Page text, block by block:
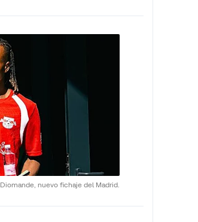
Diomande, nuevo fichaje del Madrid.